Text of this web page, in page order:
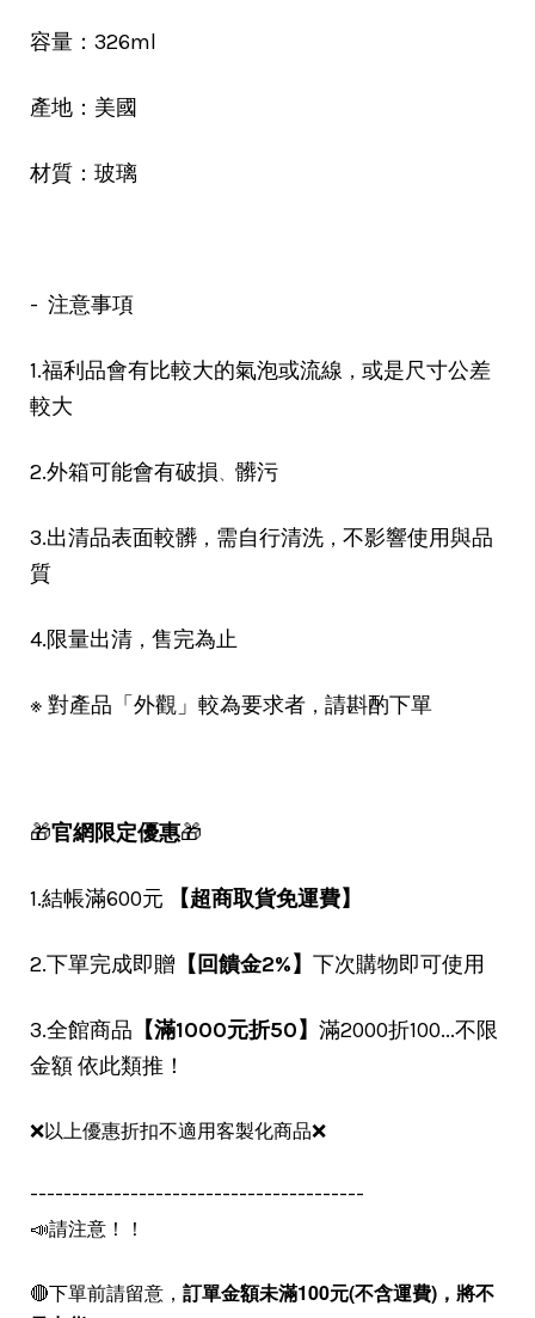
容量：326ml
產地：美國
材質：玻璃
- 注意事項
1.福利品會有比較大的氣泡或流線 ， 或是尺寸公差
較大
2.外箱可能會有破損、 髒污
3.出清品表面較髒 ， 需自行清洗 ， 不影響使用與品
質
4.限量出清 ， 售完為止
※ 對產品「外觀」較為要求者 ， 請斟酌下單
🎁官網限定優惠🎁
1.結帳滿600元 【超商取貨免運費】
2.下單完成即贈 【回饋金2%】 下次購物即可使用
3.全館商品 【滿1000元折50】 滿2000折100...不限
金額 依此類推！
❌以上優惠折扣不適用客製化商品❌
----------------------------------------
📣請注意！！
🔴下單前請留意， 訂單金額未滿100元(不含運費)， 將不